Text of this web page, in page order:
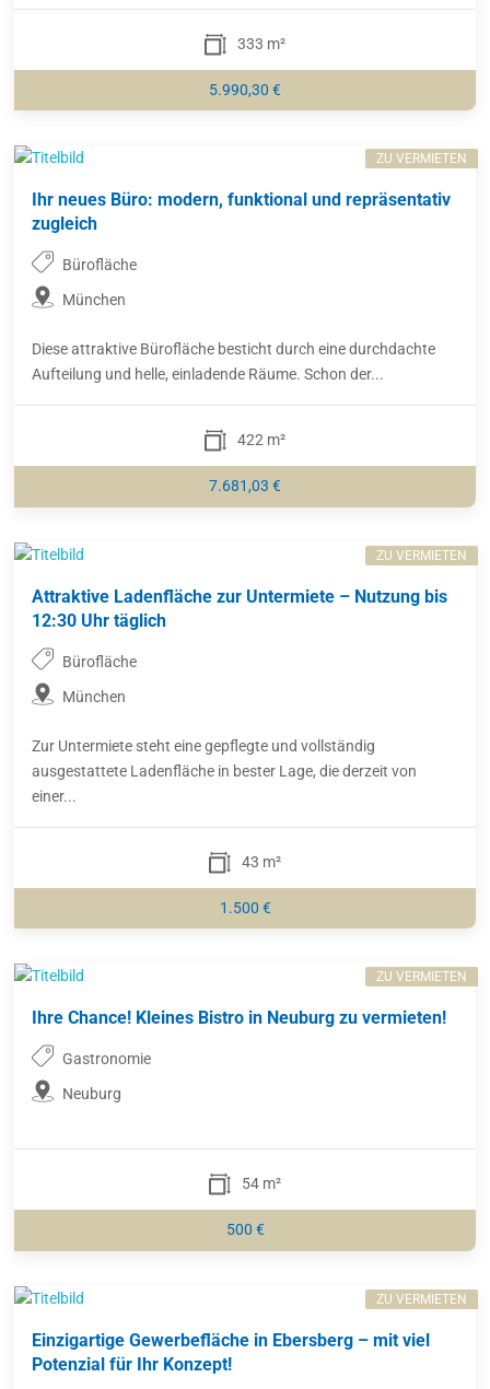
333 m²
5.990,30 €
Ihr neues Büro: modern, funktional und repräsentativ
zugleich
Bürofläche
München
Diese attraktive Bürofläche besticht durch eine durchdachte
Aufteilung und helle, einladende Räume. Schon der...
422 m²
7.681,03 €
ZU VERMIETEN
Attraktive Ladenfläche zur Untermiete – Nutzung bis
12:30 Uhr täglich
Bürofläche
München
Zur Untermiete steht eine gepflegte und vollständig
ausgestattete Ladenfläche in bester Lage, die derzeit von
einer...
43 m²
1.500 €
ZU VERMIETEN
Ihre Chance! Kleines Bistro in Neuburg zu vermieten!
Gastronomie
Neuburg
54 m²
500 €
ZU VERMIETEN
Einzigartige Gewerbefläche in Ebersberg – mit viel
Potenzial für Ihr Konzept!
ZU VERMIETEN